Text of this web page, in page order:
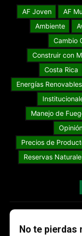
AF Joven AF
Ambiente
Cambio
Construir con
Costa Rica
Energías Renovables
Manejo de
Precios de
Reservas
No te pierdas